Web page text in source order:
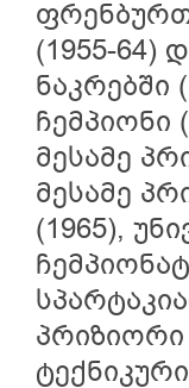
(1955-64)
ნაკრებში
ჩემპიონი
მესამე
მესამე
(1965),
პრიზიორი